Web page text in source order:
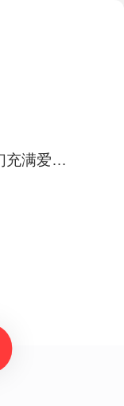
我的emo都是装的，哥们充满爱和希望